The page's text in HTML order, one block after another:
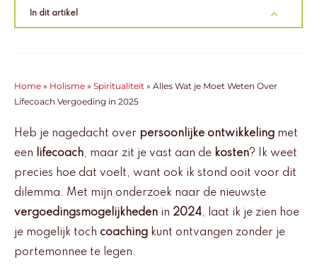
In dit artikel
Home » Holisme » Spiritualiteit » Alles Wat je Moet Weten Over
Lifecoach Vergoeding in 2025
Heb je nagedacht over persoonlijke ontwikkeling met
een
lifecoach, maar zit je vast aan de kosten? Ik weet
precies hoe dat voelt, want ook ik stond ooit voor dit
dilemma. Met mijn onderzoek naar de nieuwste
vergoedingsmogelijkheden in 2024, laat ik je zien hoe
je mogelijk toch coaching kunt ontvangen zonder je
portemonnee te legen.